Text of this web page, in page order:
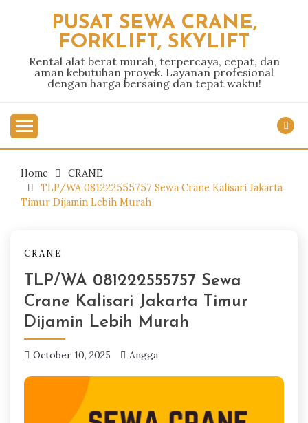
PUSAT SEWA CRANE,
FORKLIFT, SKYLIFT
Rental alat berat murah, terpercaya, cepat, dan
aman kebutuhan proyek. Layanan profesional
dengan harga bersaing dan tepat waktu!
Home
CRANE
TLP/WA 081222555757 Sewa Crane Kalisari Jakarta
Timur Dijamin Lebih Murah
CRANE
TLP/WA 081222555757 Sewa
Crane Kalisari Jakarta Timur
Dijamin Lebih Murah
October 10, 2025 Angga